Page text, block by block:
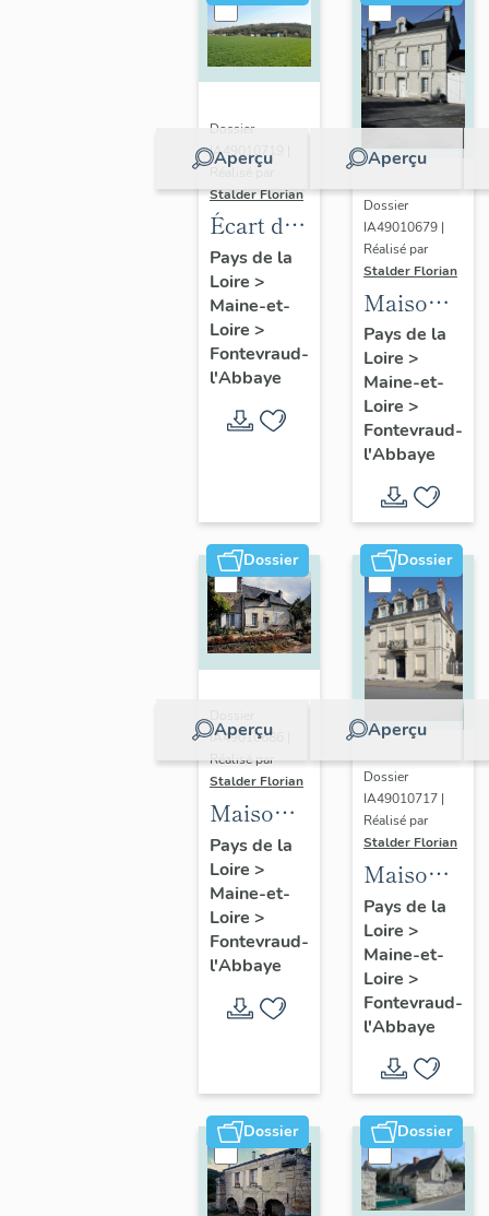
Aperçu
Dossier
IA49010719 |
Réalisé par
Stalder Florian
Écart de
la Haute-
Ânerie
ou de la
Haute-
Rue,
Fontevraud-
l'Abbaye
Pays de la
Loire >
Maine-et-
Loire >
Fontevraud-
l'Abbaye
Aperçu
Dossier
IA49010679 |
Réalisé par
Stalder Florian
Maison,
127 rue
des
Perdrielles,
l'Abbaye
Pays de la
Loire >
Maine-et-
Loire >
Fontevraud-
l'Abbaye
Dossier
Aperçu
IA49010686 |
Réalisé par
Stalder Florian
Maison,
126 rue
des
Perdrielles,
Fontevraud-
l'Abbaye
Pays de la
Loire >
Maine-et-
Loire >
Fontevraud-
l'Abbaye
Dossier
Aperçu
Dossier
IA49010717 |
Réalisé par
Stalder Florian
Maison,
56
avenue
l'Abbaye
Pays de la
Loire >
Maine-et-
Loire >
Fontevraud-
l'Abbaye
Dossier Dossier